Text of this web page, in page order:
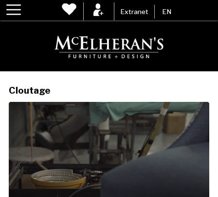
Extranet EN
Cloutage